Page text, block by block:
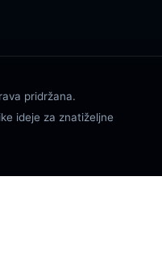
pridržana.
ideje za znatiželjne